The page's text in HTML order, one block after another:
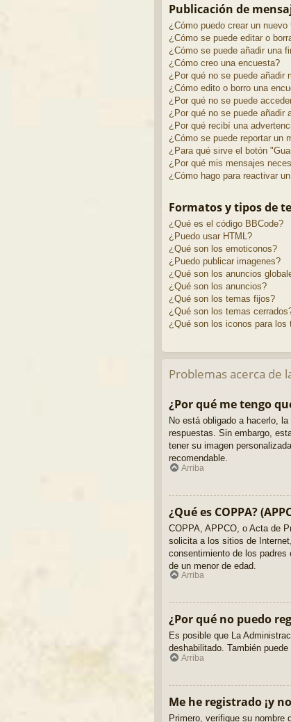
Publicación de
¿Cómo puedo crear un
¿Cómo se puede editar o
¿Cómo se puede añadir una
¿Cómo creo una encuesta?
¿Por qué no se puede añadir
¿Cómo edito o borro una
¿Por qué no se puede
¿Por qué no se puede añadir
¿Por qué recibí una
¿Cómo se puede reportar un
¿Para qué sirve el botón
¿Por qué mis mensajes
¿Cómo hago para reactivar
Formatos y tipos de
¿Qué es el código BBCode?
¿Puedo usar HTML?
¿Qué son los emoticonos?
¿Puedo publicar imagenes?
¿Qué son los anuncios
¿Qué son los anuncios?
¿Qué son los temas fijos?
¿Qué son los temas
¿Qué son los iconos para los
Problemas acerca de
¿Por qué me tengo
No está obligado a hacerlo,
respuestas. Sin embargo,
tener su imagen
recomendable.
Arriba
¿Qué es COPPA?
COPPA, APPCO, o Acta de
solicita a los sitios de
consentimiento de los padres
de un menor de edad.
Arriba
¿Por qué no puedo
Es posible que La
deshabilitado. También
Arriba
Me he registrado ¡y
Primero, verifique su nombre